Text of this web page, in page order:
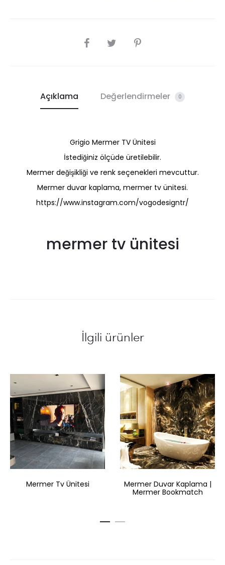
SHARE
Açıklama Değerlendirmeler 0
Grigio Mermer TV Ünitesi
İstediğiniz ölçüde üretilebilir.
Mermer değişikliği ve renk seçenekleri mevcuttur.
Mermer duvar kaplama, mermer tv ünitesi.
https://www.instagram.com/vogodesigntr/
mermer tv ünitesi
İlgili ürünler
Mermer Tv Ünitesi
Mermer Duvar Kaplama |
Mermer Bookmatch